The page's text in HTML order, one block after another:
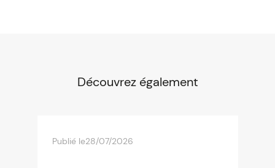
Découvrez également
Publié le28/07/2026